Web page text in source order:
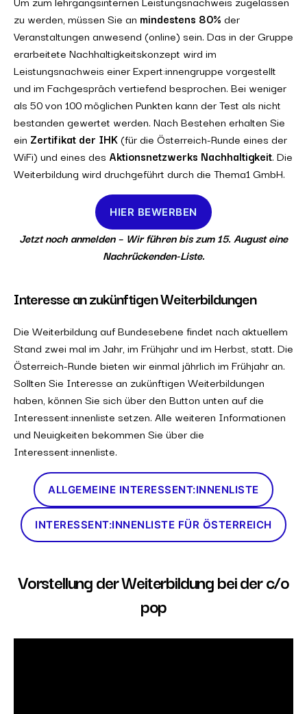
zu werden, müssen Sie an mindestens 80% der
Veranstaltungen anwesend (online) sein. Das in der Gruppe
erarbeitete Nachhaltigkeitskonzept wird im
Leistungsnachweis einer Expert:innengruppe vorgestellt
und im Fachgespräch vertiefend besprochen. Bei weniger
als 50 von 100 möglichen Punkten kann der Test als nicht
bestanden gewertet werden. Nach Bestehen erhalten Sie
ein Zertifikat der IHK(für die Österreich-Runde eines der
WiFi) und eines des Aktionsnetzwerks Nachhaltigkeit. Die
Weiterbildung wird druchgeführt durch die Thema1 GmbH.
HIER BEWERBEN
Jetzt noch anmelden – Wir führen bis zum 15. August eine
Nachrückenden-Liste.
Interesse an zukünftigen Weiterbildungen
Die Weiterbildung auf Bundesebene findet nach aktuellem
Stand zwei mal im Jahr, im Frühjahr und im Herbst, statt. Die
Österreich-Runde bieten wir einmal jährlich im Frühjahr an.
Sollten Sie Interesse an zukünftigen Weiterbildungen
haben, können Sie sich über den Button unten auf die
Interessent:innenliste setzen. Alle weiteren Informationen
und Neuigkeiten bekommen Sie über die
Interessent:innenliste.
ALLGEMEINE INTERESSENT:INNENLISTE
INTERESSENT:INNENLISTE FÜR ÖSTERREICH
Vorstellung der Weiterbildung bei der c/o
pop